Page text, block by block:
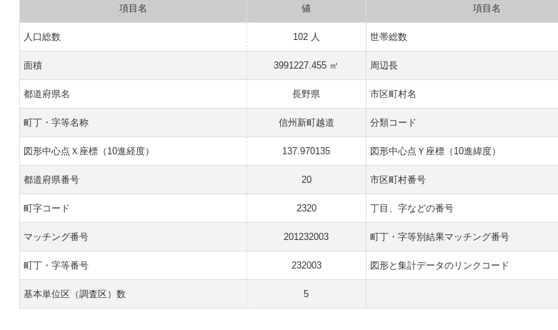
項目名 値 項目名
人口総数 102 人 世帯総数
面積 3991227.455 ㎡ 周辺長
都道府県名 長野県 市区町村名
町丁・字等名称 信州新町越道 分類コード
図形中心点Ｘ座標（10進経度） 137.970135 図形中心点Ｙ座標（10進緯度）
都道府県番号 20 市区町村番号
町字コード 2320 丁目、字などの番号
マッチング番号 201232003 町丁・字等別結果マッチング番号
町丁・字等番号 232003 図形と集計データのリンクコード
基本単位区（調査区）数 5